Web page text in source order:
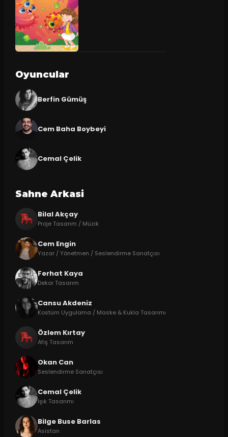
Oyuncular
Berfin Gümüş
Cem Baha Boybeyi
Cemal Çelik
Sahne Arkasi
Bilal Akçay
Proje Tasarım / Müzik
Cem Engin
Yazar / Yönetmen / Seslendirme Sanatçısı
Ferhat Kaya
Dekor Tasarım
Cansu Akdeniz
Kostüm Uygulama / Maske & Kukla Tasarımı
Özlem Kırtay
Afiş Tasarım
Okan Can
Seslendirme Sanatçısı
Cemal Çelik
Işık Tasarımı
Bilge Buse Barlas
Asistan